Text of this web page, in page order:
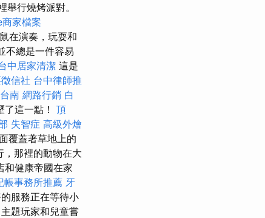
行燒烤派對。
家檔案
在演奏，玩耍和
不總是一件容易
中居家清潔 這是
信社 台中律師推
南 網路行銷 白
這一點！ 頂
失智症 高級外燴
覆蓋著草地上的
，那裡的動物在大
和健康帝國在家
帳事務所推薦 牙
服務正在等待小
題玩家和兒童嘗